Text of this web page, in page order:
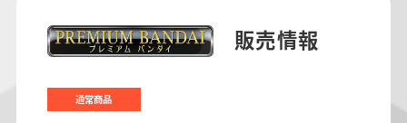
販売情報
通常商品